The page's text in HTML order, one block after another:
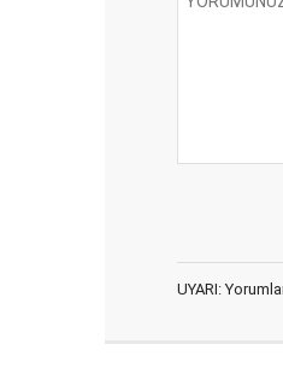
UYARI: